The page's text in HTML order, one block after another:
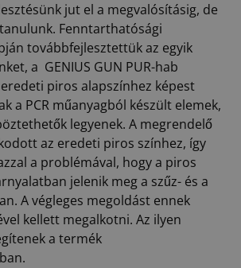
jut el a megvalósításig, de
Fenntarthatósági
továbbfejlesztettük az egyik
a GENIUS GUN PUR-hab
piros alapszínhez képest
a PCR műanyagból készült elemek,
legyenek. A megrendelő
az eredeti piros színhez, így
a problémával, hogy a piros
jelenik meg a szűz- és a
A végleges megoldást ennek
kellett megalkotni. Az ilyen
a termék